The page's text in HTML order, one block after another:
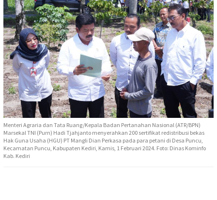
Menteri Agraria dan Tata Ruang/Kepala Badan Pertanahan Nasional (ATR/BPN)
Marsekal TNI (Purn) Hadi Tjahjanto menyerahkan 200 sertifikat redistribusi bekas
Hak Guna Usaha (HGU) PT Mangli Dian Perkasa pada para petani di Desa Puncu,
Kecamatan Puncu, Kabupaten Kediri, Kamis, 1 Februari 2024. Foto: Dinas Kominfo
Kab. Kediri